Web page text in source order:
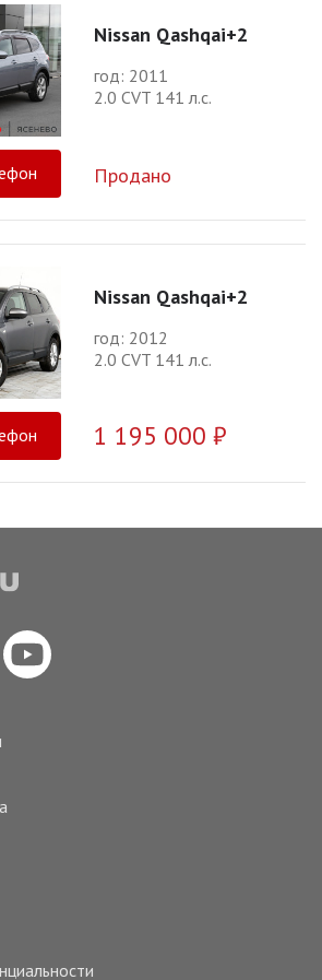
Nissan Qashqai+2
год: 2011
2.0 CVT 141 л.с.
Продано
Nissan Qashqai+2
год: 2012
2.0 CVT 141 л.с.
1 195 000 ₽